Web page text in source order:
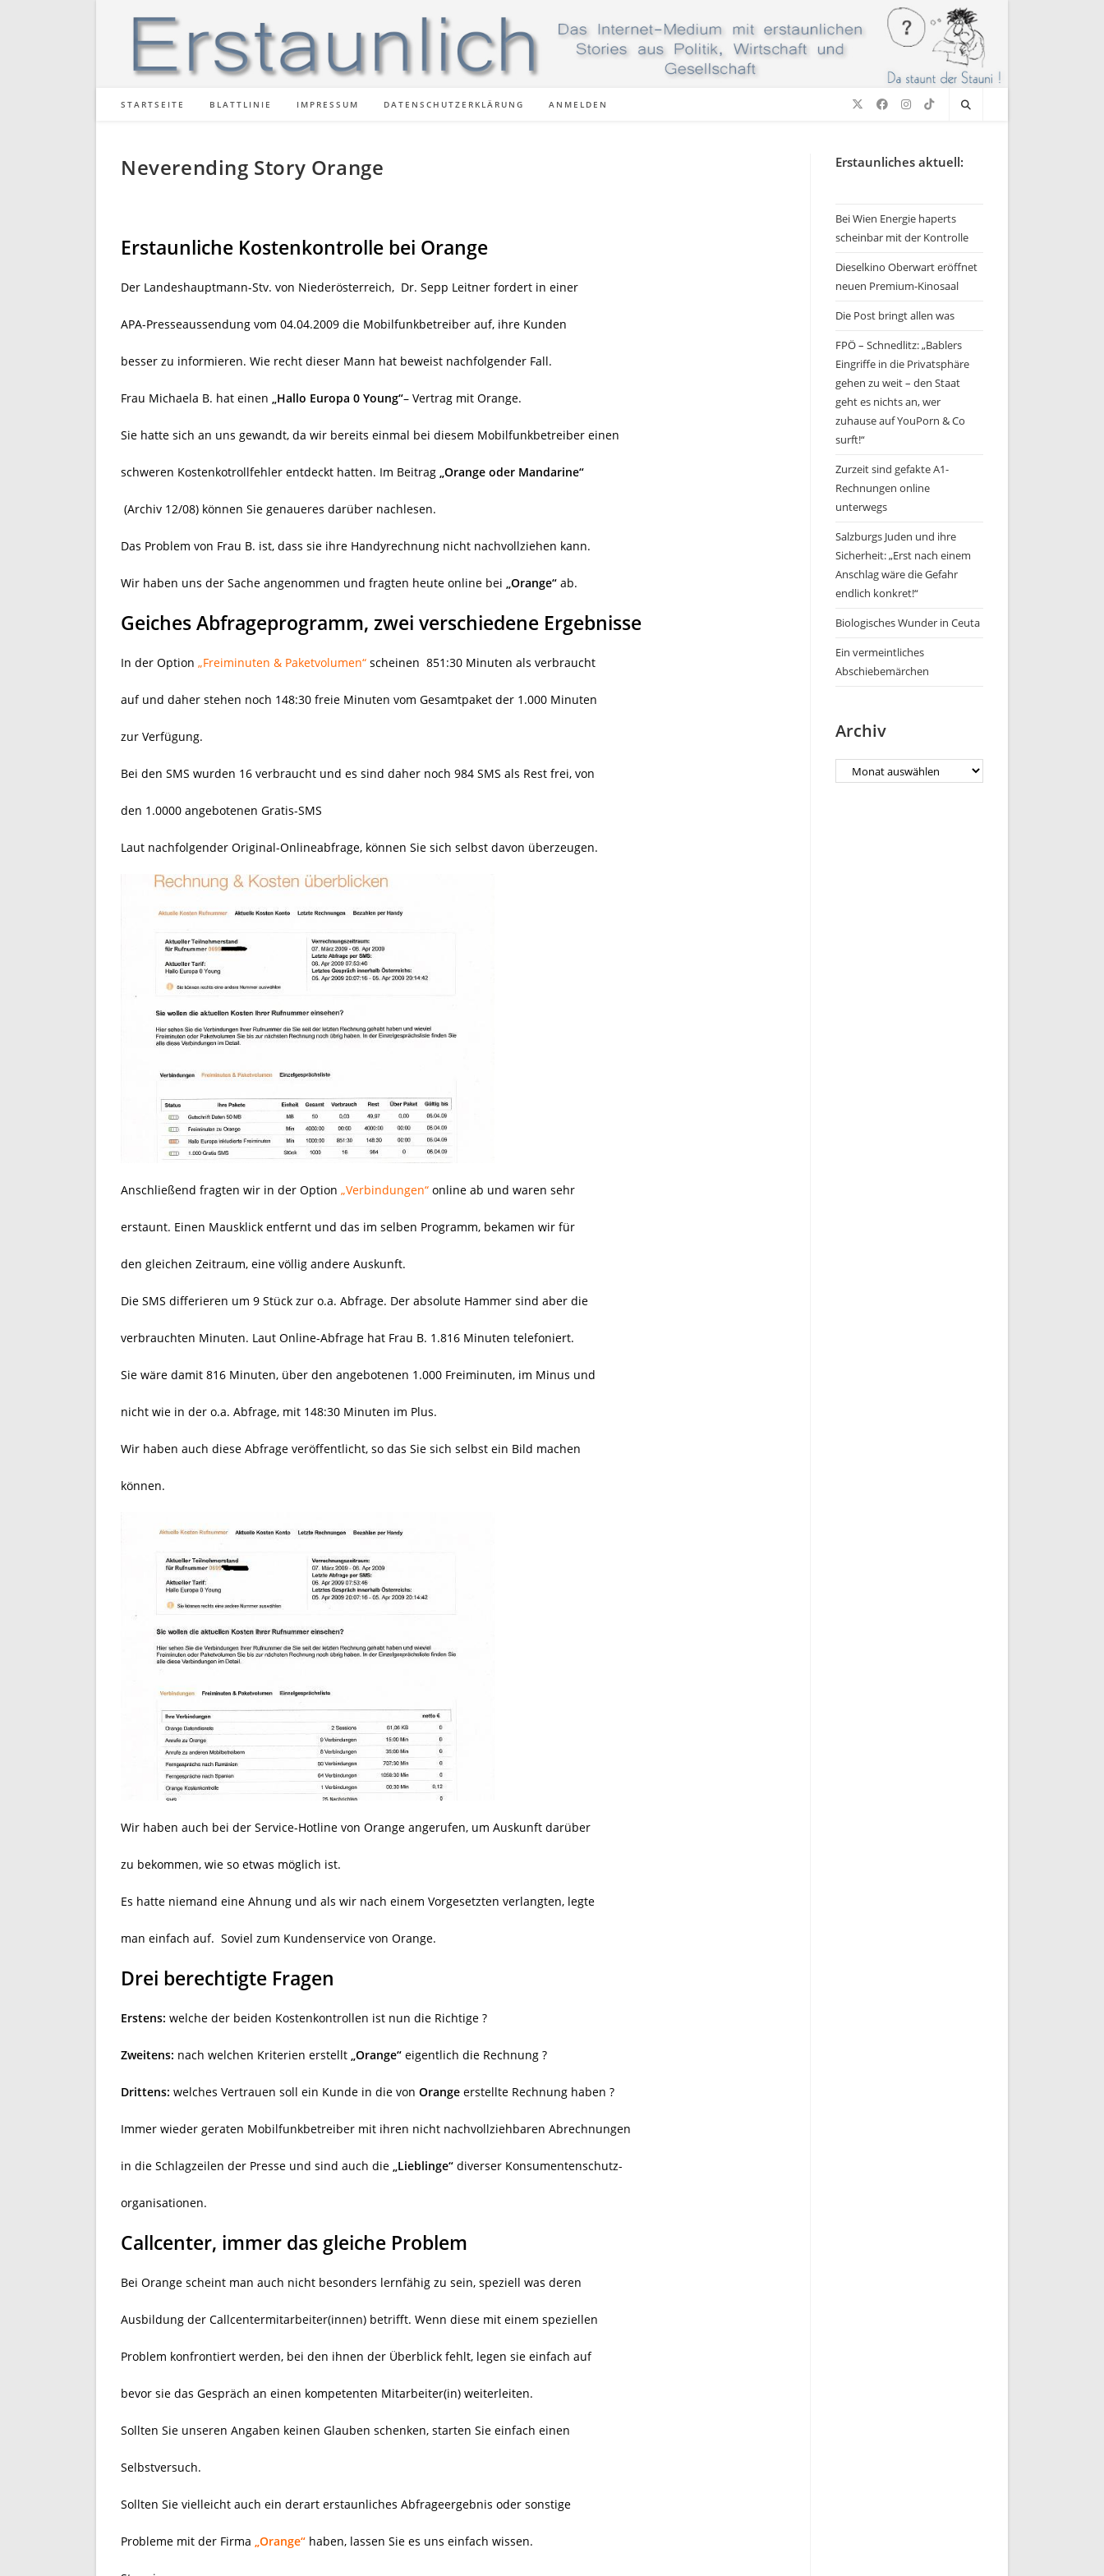
STARTSEITE BLATTLINIE IMPRESSUM DATENSCHUTZERKLÄRUNG ANMELDEN
Neverending Story Orange
Erstaunliche Kostenkontrolle bei Orange
Der Landeshauptmann-Stv. von Niederösterreich, Dr. Sepp Leitner fordert in einer
APA-Presseaussendung vom 04.04.2009 die Mobilfunkbetreiber auf, ihre Kunden
besser zu informieren. Wie recht dieser Mann hat beweist nachfolgender Fall.
Frau Michaela B. hat einen „Hallo Europa 0 Young“– Vertrag mit Orange.
Sie hatte sich an uns gewandt, da wir bereits einmal bei diesem Mobilfunkbetreiber einen
schweren Kostenkotrollfehler entdeckt hatten. Im Beitrag „Orange oder Mandarine“
(Archiv 12/08) können Sie genaueres darüber nachlesen.
Das Problem von Frau B. ist, dass sie ihre Handyrechnung nicht nachvollziehen kann.
Wir haben uns der Sache angenommen und fragten heute online bei „Orange“ ab.
Geiches Abfrageprogramm, zwei verschiedene Ergebnisse
In der Option „Freiminuten & Paketvolumen“ scheinen 851:30 Minuten als verbraucht
auf und daher stehen noch 148:30 freie Minuten vom Gesamtpaket der 1.000 Minuten
zur Verfügung.
Bei den SMS wurden 16 verbraucht und es sind daher noch 984 SMS als Rest frei, von
den 1.0000 angebotenen Gratis-SMS
Laut nachfolgender Original-Onlineabfrage, können Sie sich selbst davon überzeugen.
Anschließend fragten wir in der Option „Verbindungen“ online ab und waren sehr
erstaunt. Einen Mausklick entfernt und das im selben Programm, bekamen wir für
den gleichen Zeitraum, eine völlig andere Auskunft.
Die SMS differieren um 9 Stück zur o.a. Abfrage. Der absolute Hammer sind aber die
verbrauchten Minuten. Laut Online-Abfrage hat Frau B. 1.816 Minuten telefoniert.
Sie wäre damit 816 Minuten, über den angebotenen 1.000 Freiminuten, im Minus und
nicht wie in der o.a. Abfrage, mit 148:30 Minuten im Plus.
Wir haben auch diese Abfrage veröffentlicht, so das Sie sich selbst ein Bild machen
können.
Wir haben auch bei der Service-Hotline von Orange angerufen, um Auskunft darüber
zu bekommen, wie so etwas möglich ist.
Es hatte niemand eine Ahnung und als wir nach einem Vorgesetzten verlangten, legte
man einfach auf. Soviel zum Kundenservice von Orange.
Drei berechtigte Fragen
Erstens: welche der beiden Kostenkontrollen ist nun die Richtige ?
Zweitens: nach welchen Kriterien erstellt „Orange“ eigentlich die Rechnung ?
Drittens: welches Vertrauen soll ein Kunde in die von Orange erstellte Rechnung haben ?
Immer wieder geraten Mobilfunkbetreiber mit ihren nicht nachvollziehbaren Abrechnungen
in die Schlagzeilen der Presse und sind auch die „Lieblinge“ diverser Konsumentenschutz-
organisationen.
Callcenter, immer das gleiche Problem
Bei Orange scheint man auch nicht besonders lernfähig zu sein, speziell was deren
Ausbildung der Callcentermitarbeiter(innen) betrifft. Wenn diese mit einem speziellen
Problem konfrontiert werden, bei den ihnen der Überblick fehlt, legen sie einfach auf
bevor sie das Gespräch an einen kompetenten Mitarbeiter(in) weiterleiten.
Sollten Sie unseren Angaben keinen Glauben schenken, starten Sie einfach einen
Selbstversuch.
Sollten Sie vielleicht auch ein derart erstaunliches Abfrageergebnis oder sonstige
Probleme mit der Firma „Orange“ haben, lassen Sie es uns einfach wissen.
Erstaunliches aktuell:
Bei Wien Energie haperts
scheinbar mit der Kontrolle
Dieselkino Oberwart eröffnet
neuen Premium-Kinosaal
Die Post bringt allen was
FPÖ – Schnedlitz: „Bablers
Eingriffe in die Privatsphäre
gehen zu weit – den Staat
geht es nichts an, wer
zuhause auf YouPorn & Co
surft!“
Zurzeit sind gefakte A1-
Rechnungen online
unterwegs
Salzburgs Juden und ihre
Sicherheit: „Erst nach einem
Anschlag wäre die Gefahr
endlich konkret!“
Biologisches Wunder in Ceuta
Ein vermeintliches
Abschiebemärchen
Archiv
Archiv